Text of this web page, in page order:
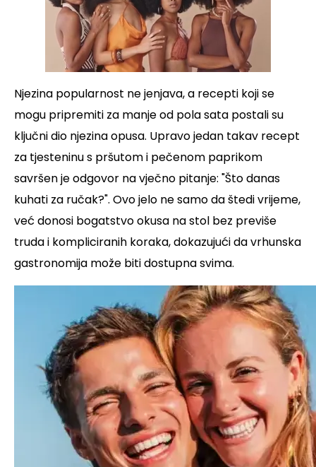
Njezina popularnost ne jenjava, a recepti koji se
mogu pripremiti za manje od pola sata postali su
ključni dio njezina opusa. Upravo jedan takav recept
za tjesteninu s pršutom i pečenom paprikom
savršen je odgovor na vječno pitanje: "Što danas
kuhati za ručak?". Ovo jelo ne samo da štedi vrijeme,
već donosi bogatstvo okusa na stol bez previše
truda i kompliciranih koraka, dokazujući da vrhunska
gastronomija može biti dostupna svima.